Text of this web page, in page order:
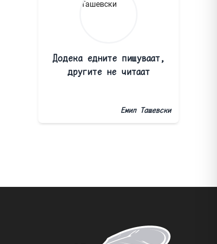
Додека едните пишуваат,
другите не читаат
Емил Ташевски